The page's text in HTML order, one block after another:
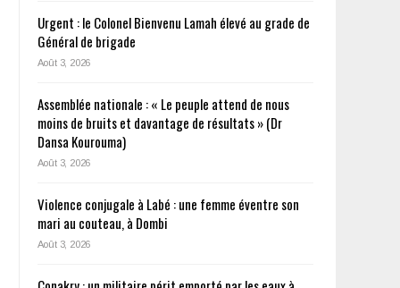
Urgent : le Colonel Bienvenu Lamah élevé au grade de
Général de brigade
Août 3, 2026
Assemblée nationale : « Le peuple attend de nous
moins de bruits et davantage de résultats » (Dr
Dansa Kourouma)
Août 3, 2026
Violence conjugale à Labé : une femme éventre son
mari au couteau, à Dombi
Août 3, 2026